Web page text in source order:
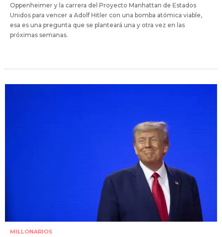
Oppenheimer y la carrera del Proyecto Manhattan de Estados
Unidos para vencer a Adolf Hitler con una bomba atómica viable,
esa es una pregunta que se planteará una y otra vez en las
próximas semanas.
MILLONARIOS